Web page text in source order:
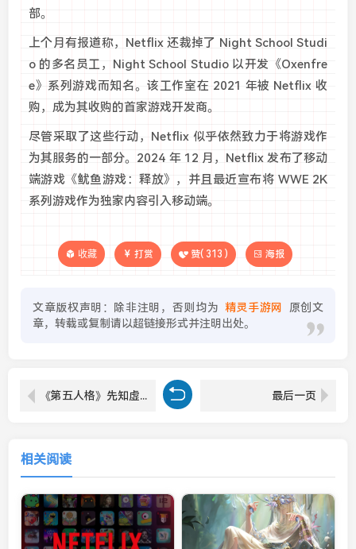
部。
上个月有报道称，Netflix 还裁掉了 Night School Studi
o 的多名员工，Night School Studio 以开发《Oxenfre
e》系列游戏而知名。该工作室在 2021 年被 Netflix 收
购，成为其收购的首家游戏开发商。
尽管采取了这些行动，Netflix 似乎依然致力于将游戏作
为其服务的一部分。2024 年 12 月，Netflix 发布了移动
端游戏《鱿鱼游戏：释放》，并且最近宣布将 WWE 2K
系列游戏作为独家内容引入移动端。
收藏 打赏 赞( 313 ) 海报
文章版权声明：除非注明，否则均为 精灵手游网
原创文
章，转载或复制请以超链接形式并注明出处。
《第五人格》先知虚妄杰作时装重磅揭秘 最后一页
相关阅读